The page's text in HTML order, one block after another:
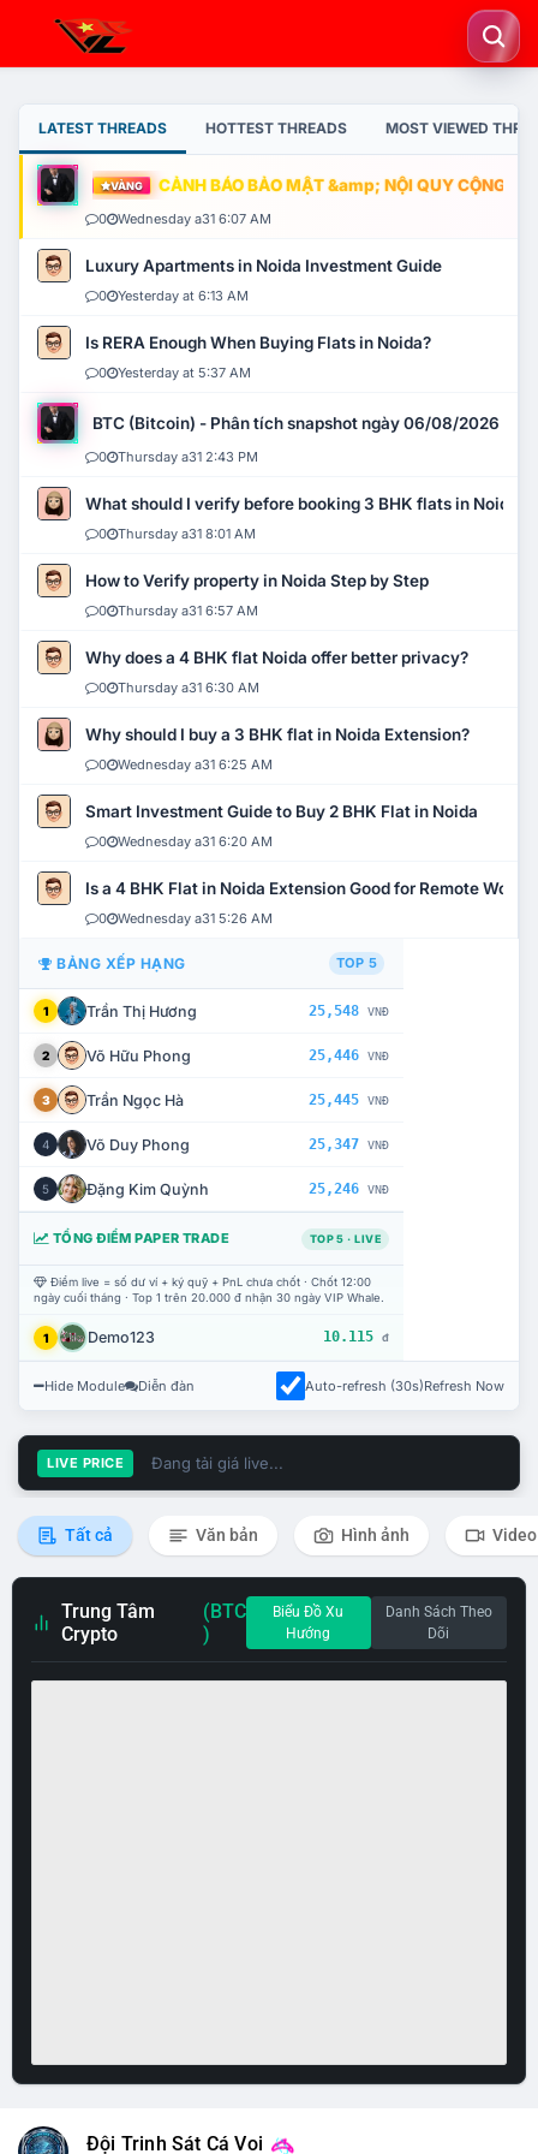
LATEST THREADS HOTTEST THREADS MOST VIEWED
VÀNG CẢNH BÁO BẢO MẬT &amp; NỘI QUY CỘNG
0 Wednesday a31 6:07 AM
Luxury Apartments in Noida Investment Guide
0 Yesterday at 6:13 AM
Is RERA Enough When Buying Flats in Noida?
0 Yesterday at 5:37 AM
BTC (Bitcoin) - Phân tích snapshot ngày 06/08/2026
0 Thursday a31 2:43 PM
What should I verify before booking 3 BHK flats in Noida?
0 Thursday a31 8:01 AM
How to Verify property in Noida Step by Step
0 Thursday a31 6:57 AM
Why does a 4 BHK flat Noida offer better privacy?
0 Thursday a31 6:30 AM
Why should I buy a 3 BHK flat in Noida Extension?
0 Wednesday a31 6:25 AM
Smart Investment Guide to Buy 2 BHK Flat in Noida
0 Wednesday a31 6:20 AM
Is a 4 BHK Flat in Noida Extension Good for Remote Work?
0 Wednesday a31 5:26 AM
BẢNG XẾP HẠNG TOP 5
1 Trần Thị Hương 25,548 VNĐ
2 Võ Hữu Phong 25,446 VNĐ
3 Trần Ngọc Hà 25,445 VNĐ
4 Võ Duy Phong 25,347 VNĐ
5 Đặng Kim Quỳnh 25,246 VNĐ
TỔNG ĐIỂM PAPER TRADE TOP 5 · LIVE
Điểm live = số dư ví + ký quỹ + PnL chưa chốt · Chốt 12:00
ngày cuối tháng · Top 1 trên 20.000 đ nhận 30 ngày VIP Whale.
1 Demo123 10.115 đ
Hide Module Diễn đàn Auto-refresh (30s)Refresh Now
LIVE PRICE Đang tải giá live...
Tất cả Văn bản Hình ảnh Video
Trung Tâm
Crypto
(BTC
)
Biểu Đồ Xu
Hướng
Danh Sách Theo
Dõi
Đội Trinh Sát Cá Voi